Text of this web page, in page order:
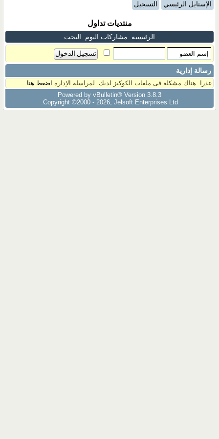
الإستايل الرئيسي التسجيل
منتديات تداول
الرئيسية مشاركات اليوم البحث
رسالة إدارية
عذرا. هناك مشكلة فى ملفات الكوكيز لديك. لمراسلة الإدارة اضغط هنا
Powered by vBulletin® Version 3.8.3
Copyright ©2000 - 2026, Jelsoft Enterprises Ltd.